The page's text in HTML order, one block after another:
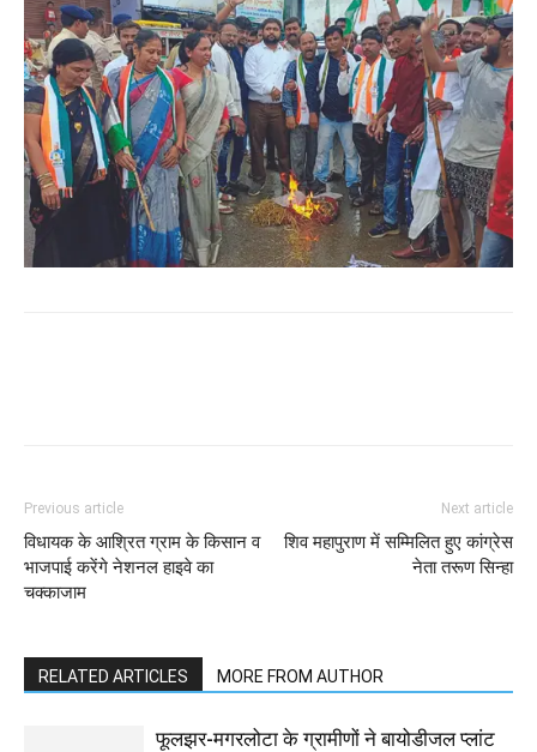
Previous article
विधायक के आश्रित ग्राम के किसान व
भाजपाई करेंगे नेशनल हाइवे का
चक्काजाम
Next article
शिव महापुराण में सम्मिलित हुए कांग्रेस
नेता तरूण सिन्हा
RELATED ARTICLES MORE FROM AUTHOR
फूलझर-मगरलोटा के ग्रामीणों ने बायोडीजल प्लांट